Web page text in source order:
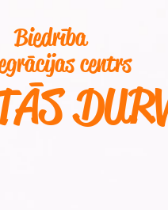
Biedrība
centrs